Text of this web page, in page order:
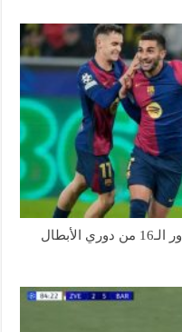
ما الذي يحتاجه برشلونة للتأهل إلي دور الـ16 من دوري الأبطال